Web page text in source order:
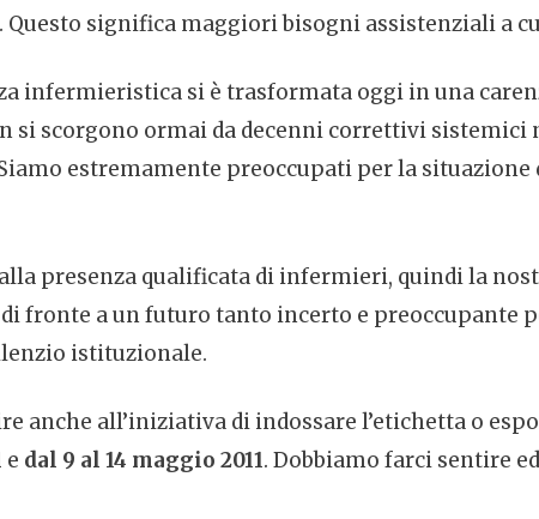
significa maggiori bisogni assistenziali a
infermieristica si è trasformata oggi in una
si scorgono ormai da decenni correttivi sistemici
estremamente preoccupati per la
presenza qualificata di infermieri, quindi la
fronte a un futuro tanto incerto e preoccupante
istituzionale.
anche all’iniziativa di indossare l’etichetta o
e dal 9 al 14 maggio 2011. Dobbiamo farci sentire